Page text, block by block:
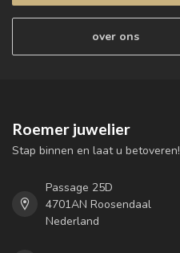
over ons
Roemer juwelier
Stap binnen en laat u betoveren!
Passage 25D
4701AN Roosendaal
Nederland